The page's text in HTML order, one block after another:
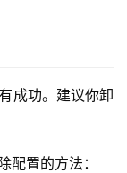
成功。建议你卸
配置的方法：